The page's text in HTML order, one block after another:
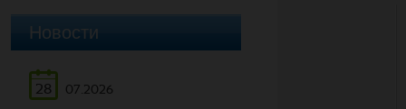
Новости
28
07.2026